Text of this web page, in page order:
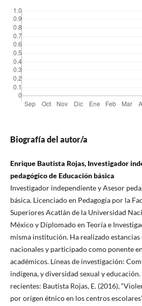
Biografía del autor/a
Enrique Bautista Rojas, Investigador
pedagógico de Educación básica
Investigador independiente y Asesor
básica. Licenciado en Pedagogía por la
Superiores Acatlán de la Universidad
México y Diplomado en Teoría e
misma institución. Ha realizado estancias
nacionales y participado como ponente
académicos. Líneas de investigación:
indígena, y diversidad sexual y
recientes: Bautista Rojas, E. (2016),
por origen étnico en los centros